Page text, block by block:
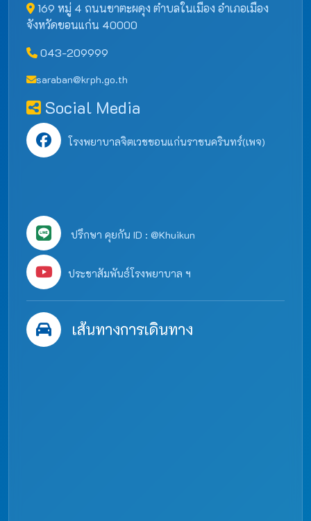
169 หมู่ 4 ถนนชาตะผดุง ตำบลในเมือง อำเภอเมือง
จังหวัดขอนแก่น 40000
043-209999
saraban@krph.go.th
Social Media
โรงพยาบาลจิตเวชขอนแก่นราชนครินทร์(เพจ)
ปรึกษา คุยกัน ID : @Khuikun
ประชาสัมพันธ์โรงพยาบาล ฯ
เส้นทางการเดินทาง